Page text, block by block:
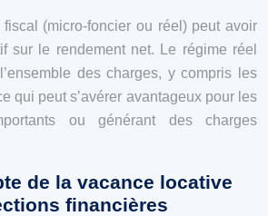
fiscal (micro-foncier ou réel) peut avoir
sur le rendement net. Le régime réel
des charges, y compris les
qui peut s’avérer avantageux pour les
ou générant des charges
de la vacance locative
financières